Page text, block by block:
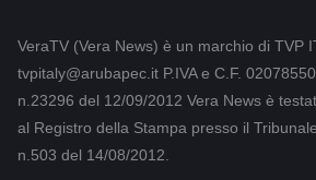
VeraTV (Vera News) è un marchio di TVP
tvpitaly@arubapec.it P.IVA e C.F.
n.23296 del 12/09/2012 Vera News è
al Registro della Stampa presso il
n.503 del 14/08/2012.